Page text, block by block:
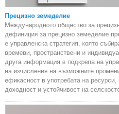
Прецизно земеделие
Международното общество за
дефиниция за прецизно земеделие
е управленска стратегия, която
времеви, пространствени и
друга информация в подкрепа на
на изчисления на възможните
ефикасност в употребата на ресурси,
доходност и устойчивост на